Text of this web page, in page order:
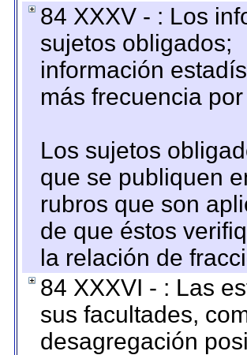
84 XXXV - : Los
sujetos obligados;
información
más frecuencia
Los sujetos
que se publiquen
rubros que son
de que éstos
la relación de
84 XXXVI - : Las
sus facultades,
desagregación